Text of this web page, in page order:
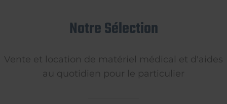
Notre Sélection
Vente et location de matériel médical et d'aides
au quotidien pour le particulier